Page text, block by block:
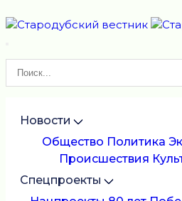
Новости
Общество Политика
Происшествия
Спецпроекты